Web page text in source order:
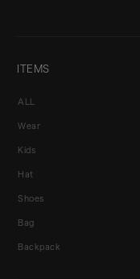
ITEMS
ALL
Wear
Kids
Hat
Shoes
Bag
Backpack